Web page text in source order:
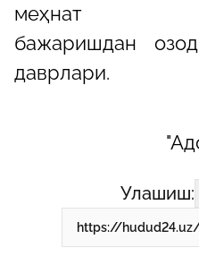
меҳнат
бажаришдан
даврлари.
Улашиш: